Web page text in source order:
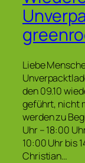
Liebe
den 09.10
geführt, nicht
werden zu
Uhr – 18:00
10:00 Uhr bis
Christian…